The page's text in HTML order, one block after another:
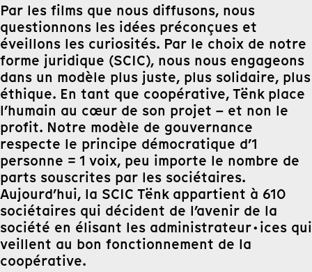
Par les films que nous diffusons, nous
questionnons les idées préconçues et
éveillons les curiosités. Par le choix de notre
forme juridique (SCIC), nous nous engageons
dans un modèle plus juste, plus solidaire, plus
éthique. En tant que coopérative, Tënk place
l’humain au cœur de son projet – et non le
profit. Notre modèle de gouvernance
respecte le principe démocratique d’1
personne = 1 voix, peu importe le nombre de
parts souscrites par les sociétaires.
Aujourd’hui, la SCIC Tënk appartient à 610
sociétaires qui décident de l’avenir de la
société en élisant les administrateur·ices qui
veillent au bon fonctionnement de la
coopérative.